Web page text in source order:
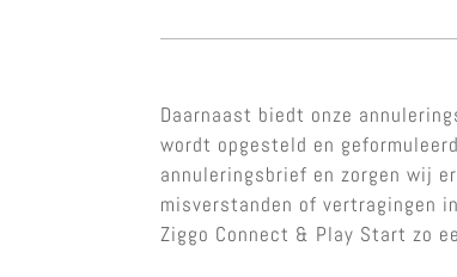
Daarnaast biedt onze
wordt opgesteld en
annuleringsbrief en zorgen wij
misverstanden of vertragingen
Ziggo Connect & Play Start zo